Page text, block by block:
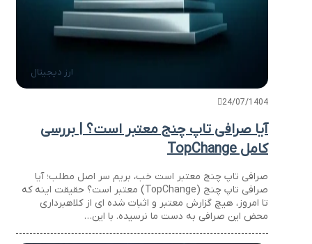
ارز دیجیتال
24/07/1404
آیا صرافی تاپ چنج معتبر است؟ | بررسی
کامل TopChange
صرافی تاپ چنج معتبر است خب، بریم سر اصل مطلب؛ آیا
صرافی تاپ چنج (TopChange) معتبر است؟ حقیقت اینه که
تا امروز، هیچ گزارش معتبر و اثبات شده ای از کلاهبرداری
محض این صرافی به دست ما نرسیده. با این…